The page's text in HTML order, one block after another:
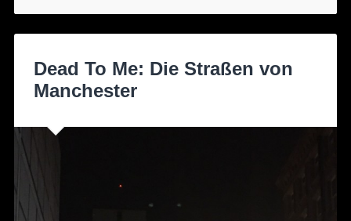
Dead To Me: Die Straßen von
Manchester